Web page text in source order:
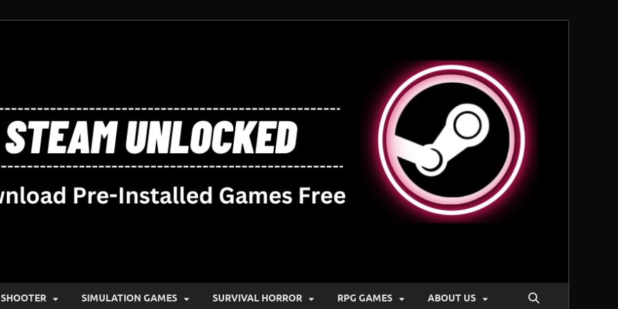
SHOOTER SIMULATION GAMES SURVIVAL HORROR RPG GAMES ABOUT US